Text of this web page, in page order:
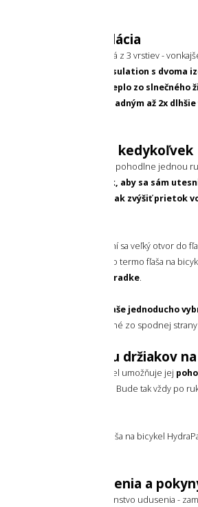
termo izolácia
na bicykel je konštruovaná z 3 vrstiev -
HydraPak Tri-layer insulation s dvoma
vo fólii, ktorá odráža teplo zo slnečného
udrží nápoj vo vnútri chladným až 2x dlhšie
a pohodlné pitie kedykoľvek
fľaše na bicykel sa dá piť pohodlne jednou
konštruovaný tak, aby sa sám
sa dá jemne stlačiť a tak zvýšiť prietok
vrchnák a sprístupní sa veľký otvor do
. Táto termo fľaša na
riadu v hornej priehradke.
náustok sa dá z fľaše jednoducho
na bočné výstupky viditeľné zo spodnej
s väčšinou držiakov
tejto termo fľaše na bicykel umožňuje jej
. Bude tak vždy po
balenia je samotná termo fľaša na bicykel
upozornenia a
v mikrovlnke. Nebezpečenstvo udusenia -